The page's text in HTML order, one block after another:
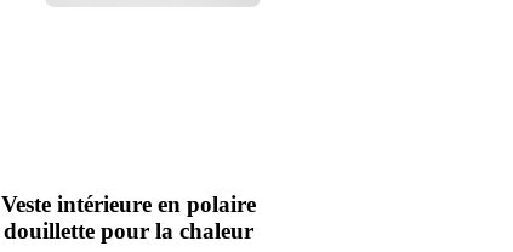
Veste intérieure en polaire
douillette pour la chaleur